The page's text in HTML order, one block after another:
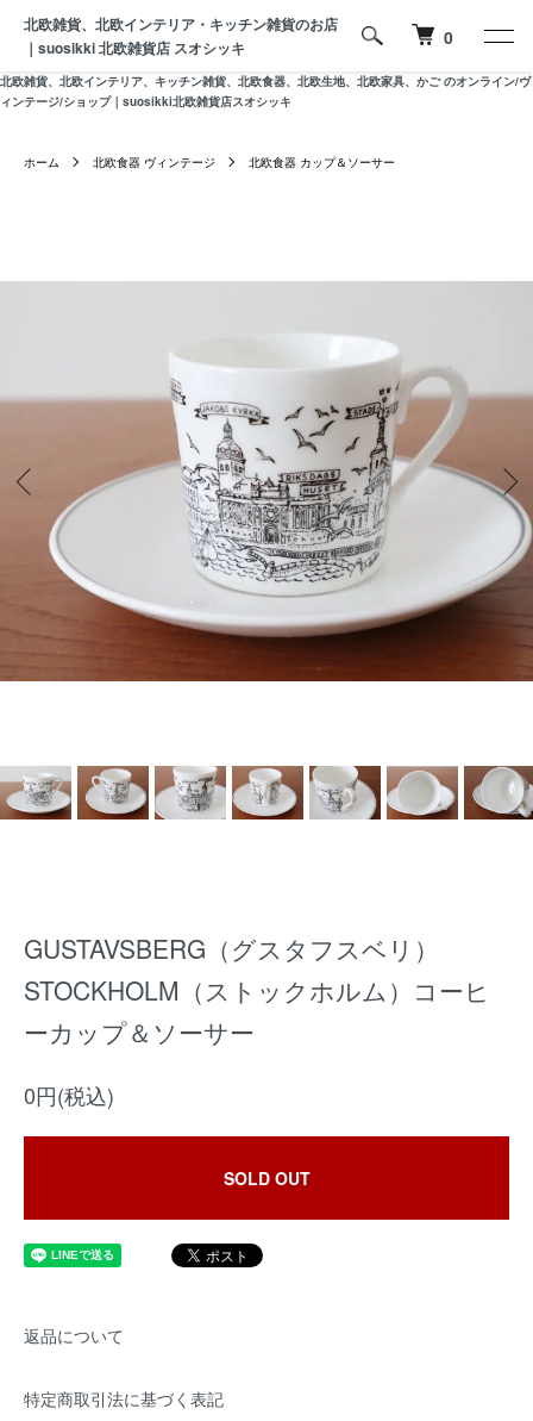
北欧雑貨、北欧インテリア、キッチン雑貨、北欧食器、北欧生地、北欧家具、かご のオンライン/ヴ
ィンテージ/ショップ｜suosikki北欧雑貨店スオシッキ
北欧雑貨、北欧インテリア・キッチン雑貨のお店
｜suosikki 北欧雑貨店 スオシッキ
0
ホーム 北欧食器 ヴィンテージ 北欧食器 カップ＆ソーサー
GUSTAVSBERG（グスタフスベリ）
STOCKHOLM（ストックホルム）コーヒ
ーカップ＆ソーサー
0円(税込)
SOLD OUT
返品について
特定商取引法に基づく表記